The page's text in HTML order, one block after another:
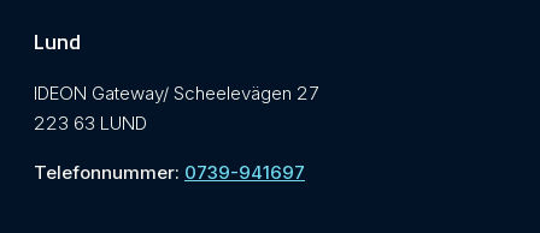
Lund
IDEON Gateway/ Scheelevägen 27
223 63 LUND
Telefonnummer: 0739-941697